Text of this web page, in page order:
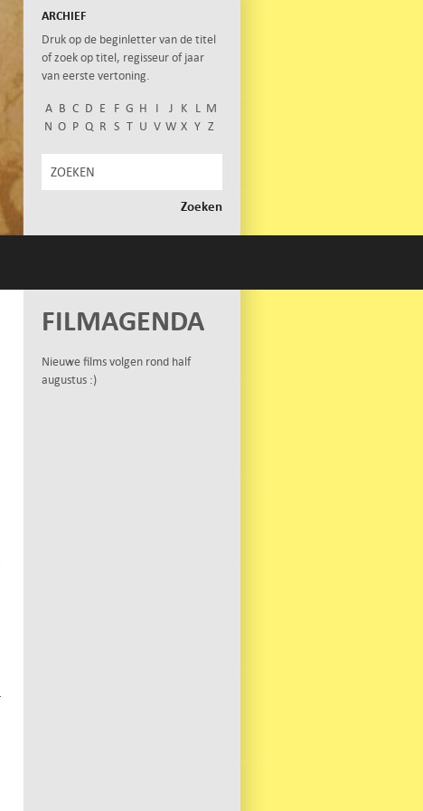
ARCHIEF
Druk op de beginletter van de titel
of zoek op titel, regisseur of jaar
van eerste vertoning.
A B C D E F G H I J K L M
N O P Q R S T U V W X Y Z
FILMAGENDA
Nieuwe films volgen rond half
augustus :)